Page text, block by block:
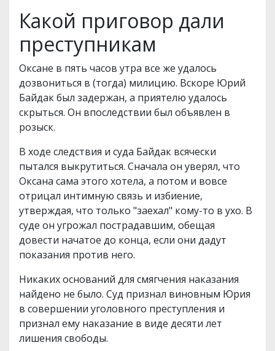
Какой приговор дали
преступникам
Оксане в пять часов утра все же удалось
дозвониться в (тогда) милицию. Вскоре Юрий
Байдак был задержан, а приятелю удалось
скрыться. Он впоследствии был объявлен в
розыск.
В ходе следствия и суда Байдак всячески
пытался выкрутиться. Сначала он уверял, что
Оксана сама этого хотела, а потом и вовсе
отрицал интимную связь и избиение,
утверждая, что только "заехал" кому-то в ухо. В
суде он угрожал пострадавшим, обещая
довести начатое до конца, если они дадут
показания против него.
Никаких оснований для смягчения наказания
найдено не было. Суд признал виновным Юрия
в совершении уголовного преступления и
признал ему наказание в виде десяти лет
лишения свободы.